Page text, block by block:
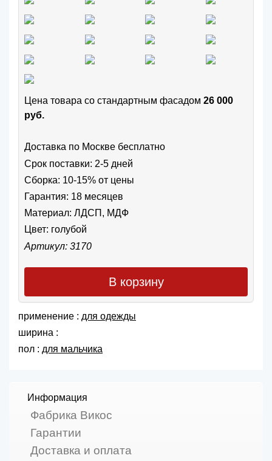
Цена товара cо стандартным фасадом 26 000
руб.
Доставка по Москве бесплатно
Срок поставки: 2-5 дней
Сборка: 10-15% от цены
Гарантия: 18 месяцев
Материал: ЛДСП, МДФ
Цвет: голубой
Артикул: 3170
В корзину
применение : для одежды
ширина :
пол : для мальчика
Информация
Фабрика Викос
Гарантии
Доставка и оплата